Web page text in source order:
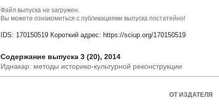
Файл выпуска не загружен.
Вы можете ознакомиться с публикациями выпуска постатейно!
IDS: 170150519 Короткий адрес: https://sciup.org/170150519
Содержание выпуска 3 (20), 2014
Иднакар: методы историко-культурной реконструкции
ОТ ИЗДАТЕЛЯ